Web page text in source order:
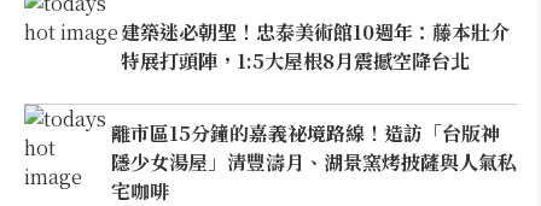
建築迷必朝聖！忠泰美術館10週年：藤本壯介
特展打頭陣，1:5大屋根8月震撼空降台北
離市區15分鐘的嘉義祕境路線！造訪「台版神
隱少女湯屋」清豐濤月、湖景窯烤披薩與人氣私
宅咖啡